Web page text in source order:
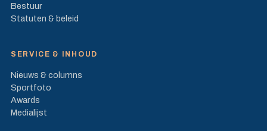
Bestuur
Statuten & beleid
SERVICE & INHOUD
Nieuws & columns
Sportfoto
Awards
Medialijst